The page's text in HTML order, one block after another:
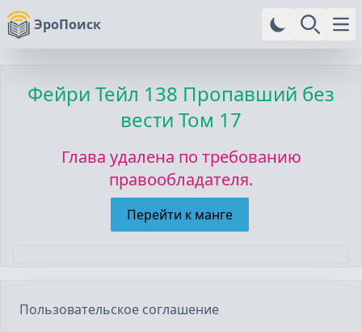
ЭроПоиск
Фейри Тейл 138 Пропавший без
вести Том 17
Глава удалена по требованию
правообладателя.
Перейти к манге
Пользовательское соглашение